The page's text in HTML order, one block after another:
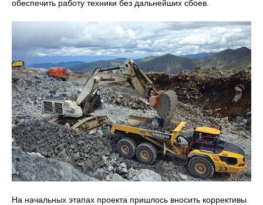
обеспечить работу техники без дальнейших сбоев.
На начальных этапах проекта пришлось вносить коррективы